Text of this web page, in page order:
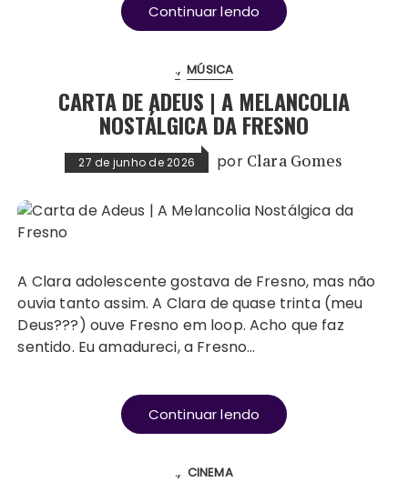
Continuar lendo
. MÚSICA
CARTA DE ADEUS | A MELANCOLIA
NOSTÁLGICA DA FRESNO
27 de junho de 2026 por Clara Gomes
A Clara adolescente gostava de Fresno, mas não
ouvia tanto assim. A Clara de quase trinta (meu
Deus???) ouve Fresno em loop. Acho que faz
sentido. Eu amadureci, a Fresno…
Continuar lendo
. CINEMA